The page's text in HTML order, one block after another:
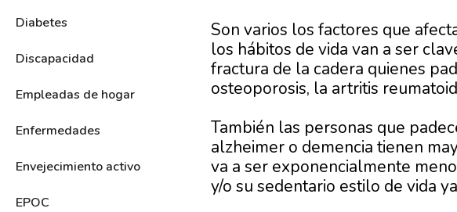
Diabetes
Discapacidad
Empleadas de hogar
Enfermedades
Envejecimiento activo
EPOC
Son varios los factores que
los hábitos de vida van a ser
fractura de la cadera quienes
osteoporosis, la artritis
También las personas que
alzheimer o demencia tienen
va a ser exponencialmente
y/o su sedentario estilo de vida